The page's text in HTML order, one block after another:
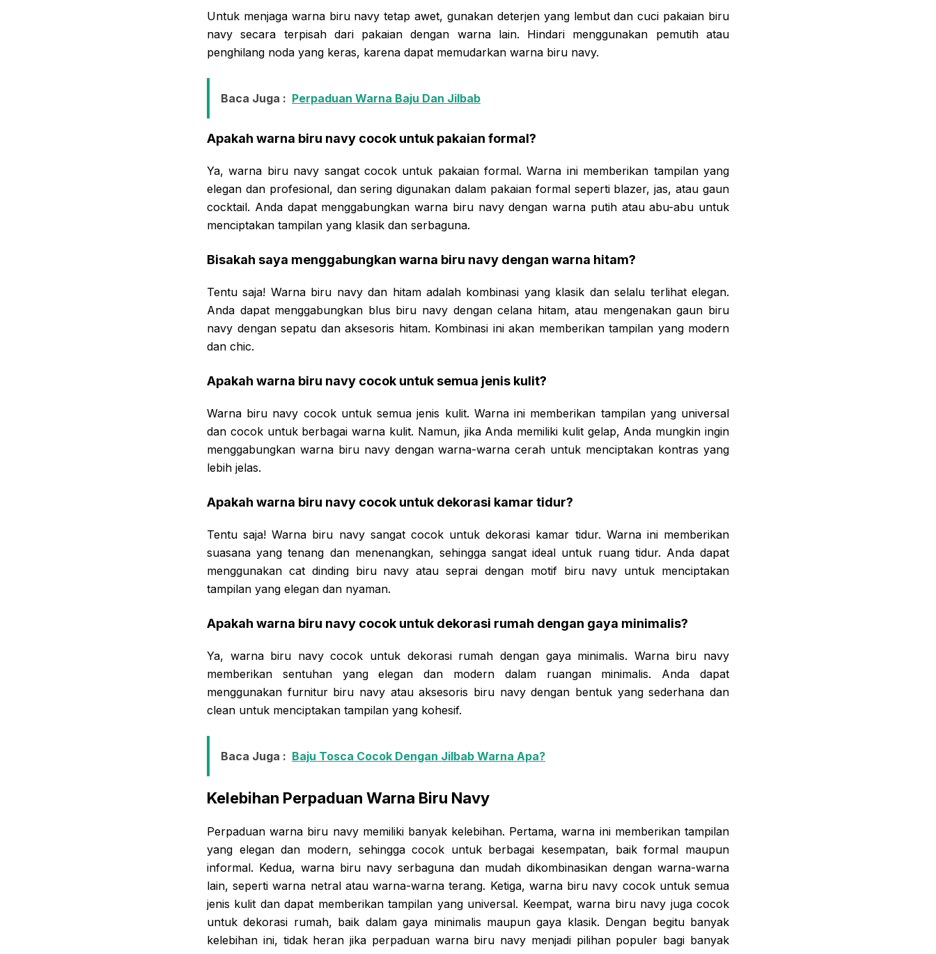
Untuk menjaga warna biru navy tetap awet, gunakan deterjen yang lembut dan cuci pakaian biru
navy secara terpisah dari pakaian dengan warna lain. Hindari menggunakan pemutih atau
penghilang noda yang keras, karena dapat memudarkan warna biru navy.
Baca Juga : Perpaduan Warna Baju Dan Jilbab
Apakah warna biru navy cocok untuk pakaian formal?
Ya, warna biru navy sangat cocok untuk pakaian formal. Warna ini memberikan tampilan yang
elegan dan profesional, dan sering digunakan dalam pakaian formal seperti blazer, jas, atau gaun
cocktail. Anda dapat menggabungkan warna biru navy dengan warna putih atau abu-abu untuk
menciptakan tampilan yang klasik dan serbaguna.
Bisakah saya menggabungkan warna biru navy dengan warna hitam?
Tentu saja! Warna biru navy dan hitam adalah kombinasi yang klasik dan selalu terlihat elegan.
Anda dapat menggabungkan blus biru navy dengan celana hitam, atau mengenakan gaun biru
navy dengan sepatu dan aksesoris hitam. Kombinasi ini akan memberikan tampilan yang modern
dan chic.
Apakah warna biru navy cocok untuk semua jenis kulit?
Warna biru navy cocok untuk semua jenis kulit. Warna ini memberikan tampilan yang universal
dan cocok untuk berbagai warna kulit. Namun, jika Anda memiliki kulit gelap, Anda mungkin ingin
menggabungkan warna biru navy dengan warna-warna cerah untuk menciptakan kontras yang
lebih jelas.
Apakah warna biru navy cocok untuk dekorasi kamar tidur?
Tentu saja! Warna biru navy sangat cocok untuk dekorasi kamar tidur. Warna ini memberikan
suasana yang tenang dan menenangkan, sehingga sangat ideal untuk ruang tidur. Anda dapat
menggunakan cat dinding biru navy atau seprai dengan motif biru navy untuk menciptakan
tampilan yang elegan dan nyaman.
Apakah warna biru navy cocok untuk dekorasi rumah dengan gaya minimalis?
Ya, warna biru navy cocok untuk dekorasi rumah dengan gaya minimalis. Warna biru navy
memberikan sentuhan yang elegan dan modern dalam ruangan minimalis. Anda dapat
menggunakan furnitur biru navy atau aksesoris biru navy dengan bentuk yang sederhana dan
clean untuk menciptakan tampilan yang kohesif.
Baca Juga : Baju Tosca Cocok Dengan Jilbab Warna Apa?
Kelebihan Perpaduan Warna Biru Navy
Perpaduan warna biru navy memiliki banyak kelebihan. Pertama, warna ini memberikan tampilan
yang elegan dan modern, sehingga cocok untuk berbagai kesempatan, baik formal maupun
informal. Kedua, warna biru navy serbaguna dan mudah dikombinasikan dengan warna-warna
lain, seperti warna netral atau warna-warna terang. Ketiga, warna biru navy cocok untuk semua
jenis kulit dan dapat memberikan tampilan yang universal. Keempat, warna biru navy juga cocok
untuk dekorasi rumah, baik dalam gaya minimalis maupun gaya klasik. Dengan begitu banyak
kelebihan ini, tidak heran jika perpaduan warna biru navy menjadi pilihan populer bagi banyak